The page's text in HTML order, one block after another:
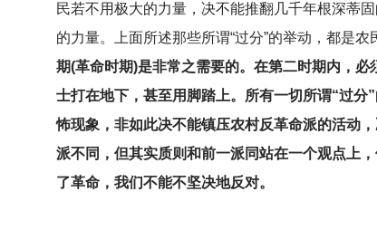
民若不用极大的力量，决不能推翻几千年根深蒂
的力量。上面所述那些所谓“过分”的举动，都是
期(革命时期)是非常之需要的。在第二时期内，
士打在地下，甚至用脚踏上。所有一切所谓“过
怖现象，非如此决不能镇压农村反革命派的活动
派不同，但其实质则和前一派同站在一个观点上
了革命，我们不能不坚决地反对。